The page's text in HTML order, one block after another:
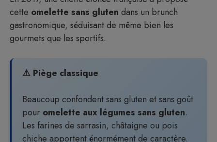
cette omelette sans gluten dans un brunch
gastronomique, séduisant de même bien les
gourmets que les sportifs.
⚠️ Piège classique
Beaucoup confondent sans gluten et sans goût
pour omelette aux légumes sans gluten.
Les farines de sarrasin, châtaigne ou pois
chiche apportent énormément de caractère.